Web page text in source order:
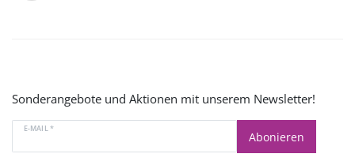
Sonderangebote und Aktionen mit unserem Newsletter!
E-MAIL *
Abonieren